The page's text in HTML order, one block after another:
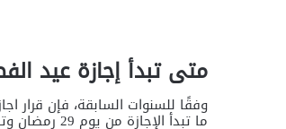
متى تبدأ إجازة عيد الفطر
ما تبدأ الإجازة من يوم 29 رمضان وتستمر لعدة أيام، حسب ما تقره الجهات المختصة.